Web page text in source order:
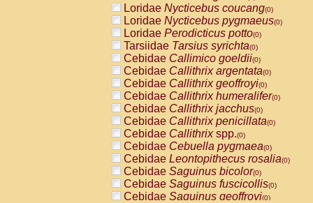
Loridae Nycticebus coucang(0)
Loridae Nycticebus pygmaeus(0)
Loridae Perodicticus potto(0)
Tarsiidae Tarsius syrichta(0)
Cebidae Callimico goeldii(0)
Cebidae Callithrix argentata(0)
Cebidae Callithrix geoffroyi(0)
Cebidae Callithrix humeralifer(0)
Cebidae Callithrix jacchus(0)
Cebidae Callithrix penicillata(0)
Cebidae Callithrixspp.(0)
Cebidae Cebuella pygmaea(0)
Cebidae Leontopithecus rosalia(0)
Cebidae Saguinus bicolor(0)
Cebidae Saguinus fuscicollis(0)
Cebidae Saguinus geoffroyi(0)